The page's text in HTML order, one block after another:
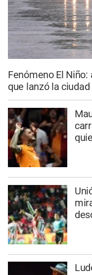
Fenómeno El
que lanzó la